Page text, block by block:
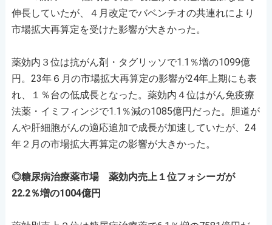
伸長していたが、４月改定でバベンチオの共連れにより
市場拡大再算定を受けた影響が大きかった。
薬効内３位は抗がん剤・タグリッソで1.1％増の1099億
円。23年６月の市場拡大再算定の影響が24年上期にも表
れ、１％台の低成長となった。薬効内４位はがん免疫療
法薬・イミフィンジで1.1％減の1085億円だった。胆道が
んや肝細胞がんの適応追加で成長が加速していたが、24
年２月の市場拡大再算定の影響が大きかった。
◎糖尿病治療薬市場 薬効内売上１位フォシーガが
22.2％増の1004億円